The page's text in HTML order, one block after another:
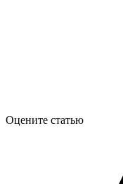
Оцените статью